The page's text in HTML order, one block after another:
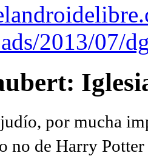
2013/07/
por mucha
no de Harry